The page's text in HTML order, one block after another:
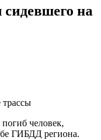
на
трассы
человек,
ГИБДД региона.